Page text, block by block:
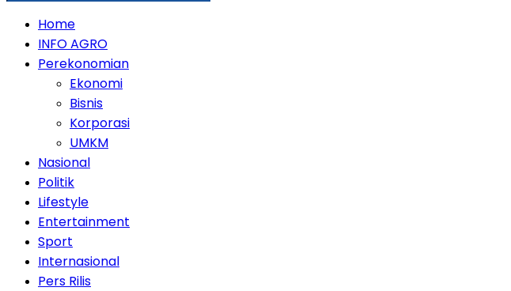
Home
INFO AGRO
Perekonomian
Ekonomi
Bisnis
Korporasi
UMKM
Nasional
Politik
Lifestyle
Entertainment
Sport
Internasional
Pers Rilis